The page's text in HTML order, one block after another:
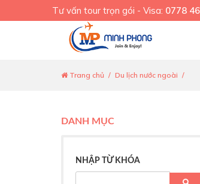
Tư vấn tour trọn gói - Visa: 0778
Trang chủ Du lịch nước ngoài
DANH MỤC
NHẬP TỪ KHÓA